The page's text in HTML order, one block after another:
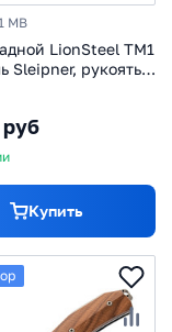
MB
LionSteel TM1
Sleipner, рукоять
руб
Купить